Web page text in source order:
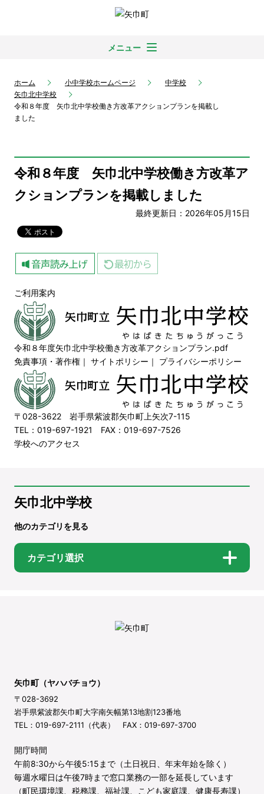
メニュー
ホーム 小中学校ホームページ
中学校
矢巾北中学校
令和８年度 矢巾北中学校働き方改革アクションプランを掲載し
ました
令和８年度 矢巾北中学校働き方改革ア
クションプランを掲載しました
最終更新日：2026年05月15日
ご利用案内
令和８年度矢巾北中学校働き方改革アクションプラン.pdf
免責事項・著作権 ｜ サイトポリシー ｜ プライバシーポリシー
〒028-3622 岩手県紫波郡矢巾町上矢次7-115
TEL：019-697-1921 FAX：019-697-7526
学校へのアクセス
矢巾北中学校
他のカテゴリを見る
カテゴリ選択
矢巾町（ヤハバチョウ）
〒028-3692
岩手県紫波郡矢巾町大字南矢幅第13地割123番地
TEL：019-697-2111（代表） FAX：019-697-3700
開庁時間
午前8:30から午後5:15まで（土日祝日、年末年始を除く）
毎週水曜日は午後7時まで窓口業務の一部を延長しています
（町民環境課、税務課、福祉課、こども家庭課、健康長寿課）